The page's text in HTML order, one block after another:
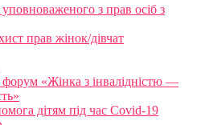
з прав осіб з
прав жінок/дівчат
форум «Жінка з інвалідністю —
дітям під час Covid-19